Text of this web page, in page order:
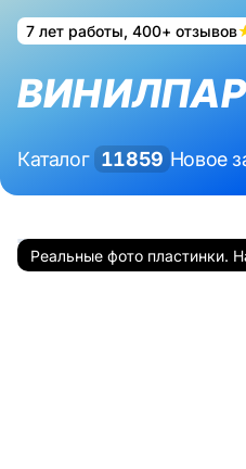
7 лет работы, 400+ отзывов
Каталог 11859 Новое
Реальные фото пластинки.